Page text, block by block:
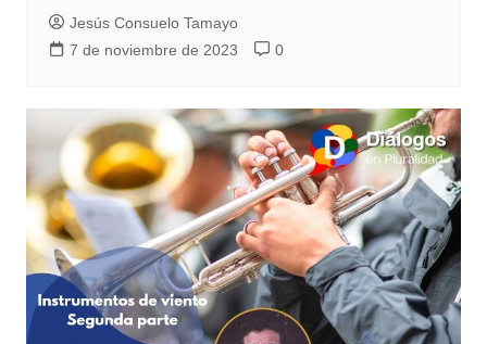
Jesús Consuelo Tamayo
7 de noviembre de 2023
0